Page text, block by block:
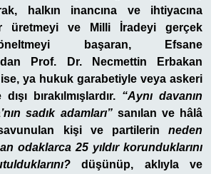
halkın inancına ve ihtiyacına
üretmeyi ve Milli İradeyi gerçek
başaran, Efsane
Prof. Dr. Necmettin Erbakan
ise, ya hukuk garabetiyle veya askeri
bırakılmışlardır. “Aynı davanın
sadık adamları”sanılan ve hâlâ
kişi ve partilerin neden
odaklarca 25 yıldır korunduklarını
düşünüp, aklıyla ve